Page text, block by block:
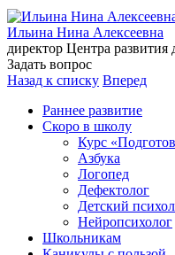
Ильина Нина Алексеевна
директор Центра
Задать вопрос
Назад к списку Вперед
Раннее развитие
Скоро в школу
Курс
Азбука
Логопед
Дефектолог
Детский
Нейропсихолог
Школьникам